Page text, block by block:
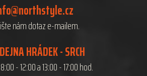
nám dotaz e-mailem.
HRÁDEK - SRCH
- 12:00 a 13:00 - 17:00 hod.